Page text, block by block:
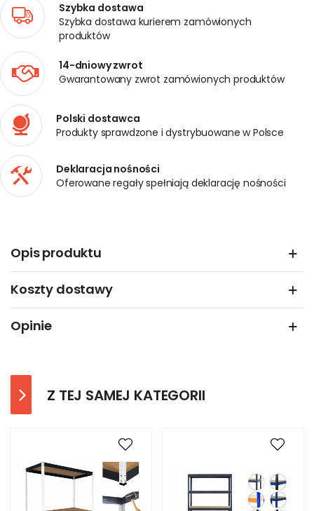
Szybka dostawa
Szybka dostawa kurierem zamówionych
produktów
14-dniowy zwrot
Gwarantowany zwrot zamówionych produktów
Polski dostawca
Produkty sprawdzone i dystrybuowane w Polsce
Deklaracja nośności
Oferowane regały spełniają deklarację nośności
Opis produktu
Koszty dostawy
Opinie
Z TEJ SAMEJ KATEGORII